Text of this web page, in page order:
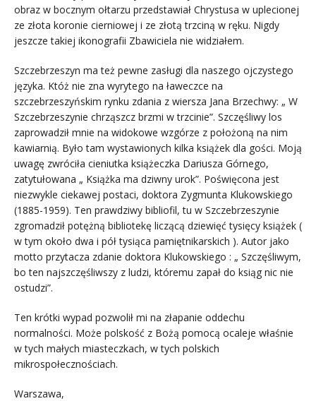
obraz w bocznym ołtarzu przedstawiał Chrystusa w uplecionej
ze złota koronie cierniowej i ze złotą trzciną w ręku. Nigdy
jeszcze takiej ikonografii Zbawiciela nie widziałem.
Szczebrzeszyn ma też pewne zasługi dla naszego ojczystego
języka. Któż nie zna wyrytego na ławeczce na
szczebrzeszyńskim rynku zdania z wiersza Jana Brzechwy: „ W
Szczebrzeszynie chrząszcz brzmi w trzcinie”. Szczęśliwy los
zaprowadził mnie na widokowe wzgórze z położoną na nim
kawiarnią. Było tam wystawionych kilka książek dla gości. Moją
uwagę zwróciła cieniutka książeczka Dariusza Górnego,
zatytułowana „ Książka ma dziwny urok”. Poświęcona jest
niezwykle ciekawej postaci, doktora Zygmunta Klukowskiego
(1885-1959). Ten prawdziwy bibliofil, tu w Szczebrzeszynie
zgromadził potężną bibliotekę liczącą dziewięć tysięcy książek (
w tym około dwa i pół tysiąca pamiętnikarskich ). Autor jako
motto przytacza zdanie doktora Klukowskiego : „ Szczęśliwym,
bo ten najszczęśliwszy z ludzi, któremu zapał do ksiąg nic nie
ostudzi”.
Ten krótki wypad pozwolił mi na złapanie oddechu
normalności. Może polskość z Bożą pomocą ocaleje właśnie
w tych małych miasteczkach, w tych polskich
mikrospołecznościach.
Warszawa,